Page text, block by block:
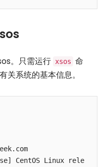
。只需运行 xsos 命
关系统的基本信息。